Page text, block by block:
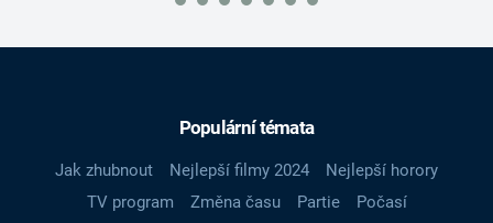
Populární témata
Jak zhubnout Nejlepší filmy 2024
Nejlepší horory
TV program
Změna času Partie
Počasí